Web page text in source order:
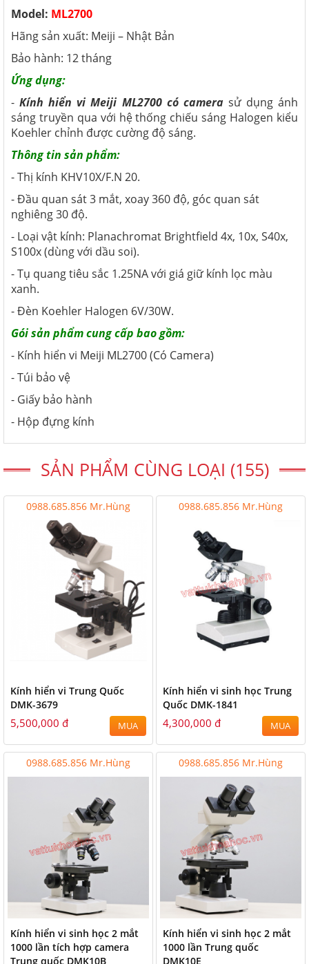
Model: ML2700
Hãng sản xuất: Meiji – Nhật Bản
Bảo hành: 12 tháng
Ứng dụng:
-Kính hiển vi Meiji ML2700 có camerasử dụng ánh
sáng truyền qua với hệ thống chiếu sáng Halogen kiểu
Koehler chỉnh được cường độ sáng.
Thông tin sản phẩm:
- Thị kính KHV10X/F.N 20.
- Đầu quan sát 3 mắt, xoay 360 độ, góc quan sát
nghiêng 30 độ.
- Loại vật kính: Planachromat Brightfield 4x, 10x, S40x,
S100x (dùng với dầu soi).
- Tụ quang tiêu sắc 1.25NA với giá giữ kính lọc màu
xanh.
- Đèn Koehler Halogen 6V/30W.
Gói sản phẩm cung cấp bao gồm:
- Kính hiển vi Meiji ML2700 (Có Camera)
- Túi bảo vệ
- Giấy bảo hành
- Hộp đựng kính
SẢN PHẨM CÙNG LOẠI (155)
0988.685.856 Mr.Hùng
Kính hiển vi Trung Quốc
DMK-3679
5,500,000 đ MUA
0988.685.856 Mr.Hùng
Kính hiển vi sinh học Trung
Quốc DMK-1841
4,300,000 đ MUA
0988.685.856 Mr.Hùng
Kính hiển vi sinh học 2 mắt
1000 lần tích hợp camera
Trung quốc DMK10B
0988.685.856 Mr.Hùng
Kính hiển vi sinh học 2 mắt
1000 lần Trung quốc
DMK10E